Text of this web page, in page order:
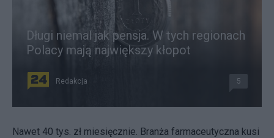
Długi niemal jak pensja. W tych regionach
Polacy mają największy kłopot
Redakcja 5
Nawet 40 tys. zł miesięcznie. Branża farmaceutyczna kusi